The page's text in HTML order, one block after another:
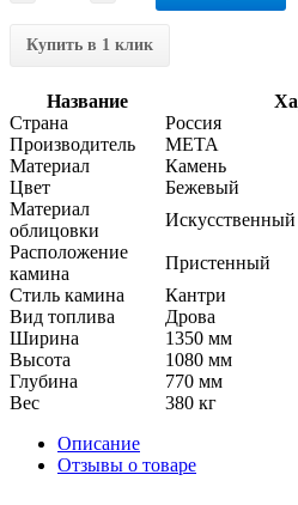
Купить в 1 клик
Название
Страна
Россия
Производитель
МЕТА
Материал
Камень
Цвет
Бежевый
Материал
облицовки
Расположение
камина
Пристенный
Стиль камина
Кантри
Вид топлива
Дрова
Ширина
1350 мм
Высота
1080 мм
Глубина
770 мм
Вес
380 кг
Описание
Отзывы о товаре